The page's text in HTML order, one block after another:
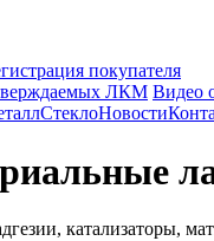
покупателя
ЛКМ Видео
СтеклоНовости
катализаторы,